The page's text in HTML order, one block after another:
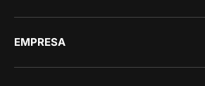
EMPRESA